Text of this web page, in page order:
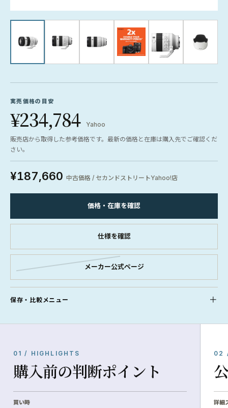
実売価格の目安
¥234,784
Yahoo
販売店から取得した参考価格です。最新の価格と在庫は購入先でご確認くだ
さい。
¥187,660 中古価格 / セカンドストリートYahoo!店
価格・在庫を確認
仕様を確認
メーカー公式ページ
保存・比較メニュー
01 / HIGHLIGHTS
購入前の判断ポイント
買い時
02
詳細